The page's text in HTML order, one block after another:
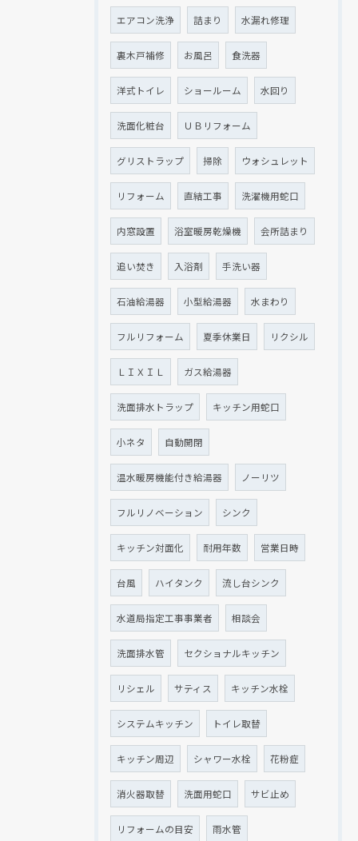
エアコン洗浄 詰まり 水漏れ修理
裏木戸補修 お風呂 食洗器
洋式トイレ ショールーム 水回り
洗面化粧台 ＵＢリフォーム
グリストラップ 掃除 ウォシュレット
リフォーム 直結工事 洗濯機用蛇口
内窓設置 浴室暖房乾燥機 会所詰まり
追い焚き 入浴剤 手洗い器
石油給湯器 小型給湯器 水まわり
フルリフォーム 夏季休業日 リクシル
ＬＩＸＩＬ ガス給湯器
洗面排水トラップ キッチン用蛇口
小ネタ 自動開閉
温水暖房機能付き給湯器 ノーリツ
フルリノベーション シンク
キッチン対面化 耐用年数 営業日時
台風 ハイタンク 流し台シンク
水道局指定工事事業者 相談会
洗面排水管 セクショナルキッチン
リシェル サティス キッチン水栓
システムキッチン トイレ取替
キッチン周辺 シャワー水栓 花粉症
消火器取替 洗面用蛇口 サビ止め
リフォームの目安 雨水管